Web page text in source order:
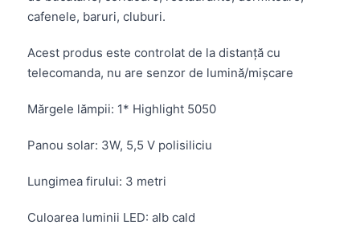
cafenele, baruri, cluburi.
Acest produs este controlat de la distanță cu
telecomanda, nu are senzor de lumină/mișcare
Mărgele lămpii: 1* Highlight 5050
Panou solar: 3W, 5,5 V polisiliciu
Lungimea firului: 3 metri
Culoarea luminii LED: alb cald